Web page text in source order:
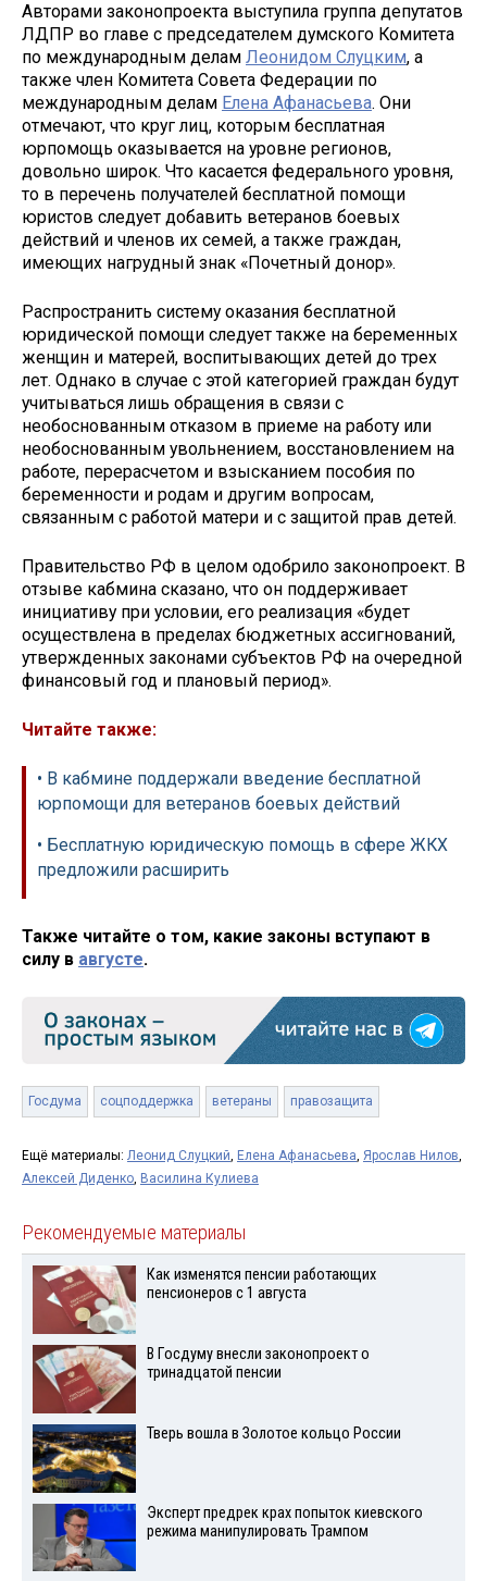
Авторами законопроекта выступила группа депутатов
ЛДПР во главе с председателем думского Комитета
по международным делам Леонидом Слуцким, а
также член Комитета Совета Федерации по
международным делам Елена Афанасьева. Они
отмечают, что круг лиц, которым бесплатная
юрпомощь оказывается на уровне регионов,
довольно широк. Что касается федерального уровня,
то в перечень получателей бесплатной помощи
юристов следует добавить ветеранов боевых
действий и членов их семей, а также граждан,
имеющих нагрудный знак «Почетный донор».
Распространить систему оказания бесплатной
юридической помощи следует также на беременных
женщин и матерей, воспитывающих детей до трех
лет. Однако в случае с этой категорией граждан будут
учитываться лишь обращения в связи с
необоснованным отказом в приеме на работу или
необоснованным увольнением, восстановлением на
работе, перерасчетом и взысканием пособия по
беременности и родам и другим вопросам,
связанным с работой матери и с защитой прав детей.
Правительство РФ в целом одобрило законопроект. В
отзыве кабмина сказано, что он поддерживает
инициативу при условии, его реализация «будет
осуществлена в пределах бюджетных ассигнований,
утвержденных законами субъектов РФ на очередной
финансовый год и плановый период».
Читайте также:
• В кабмине поддержали введение бесплатной
юрпомощи для ветеранов боевых действий
• Бесплатную юридическую помощь в сфере ЖКХ
предложили расширить
Также читайте о том, какие законы вступают в
силу в августе.
Госдума соцподдержка ветераны правозащита
Ещё материалы: Леонид Слуцкий, Елена Афанасьева, Ярослав Нилов,
Алексей Диденко, Василина Кулиева
Рекомендуемые материалы
Как изменятся пенсии работающих
пенсионеров с 1 августа
В Госдуму внесли законопроект о
тринадцатой пенсии
Тверь вошла в Золотое кольцо России
Эксперт предрек крах попыток киевского
режима манипулировать Трампом